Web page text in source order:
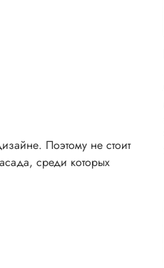
Поэтому не стоит
среди которых